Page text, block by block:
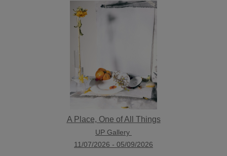
A Place, One of All Things
UP Gallery
11/07/2026 - 05/09/2026